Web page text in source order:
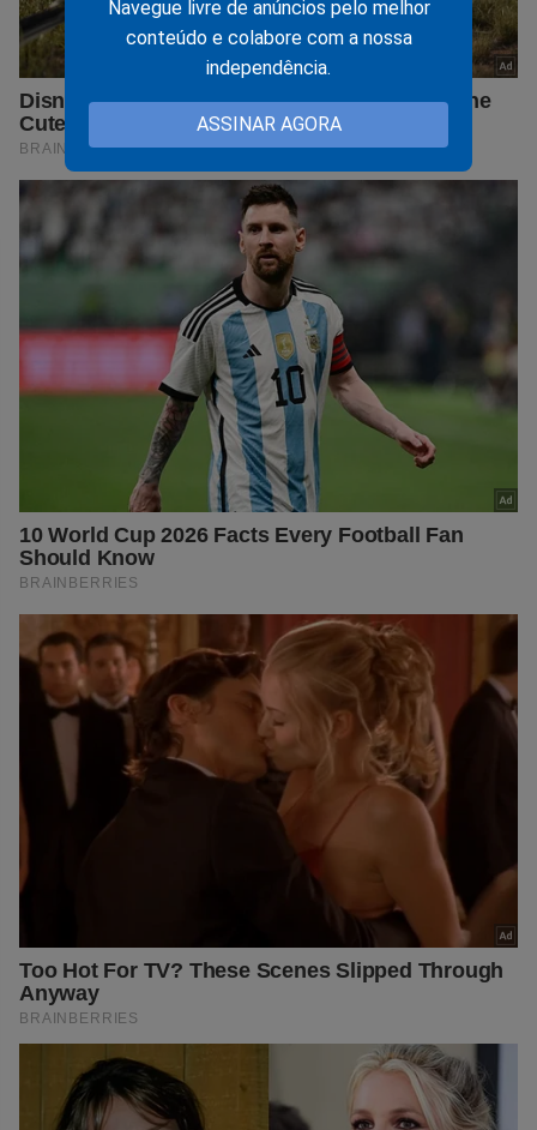
Navegue livre de anúncios pelo melhor
conteúdo e colabore com a nossa
independência.
ASSINAR AGORA